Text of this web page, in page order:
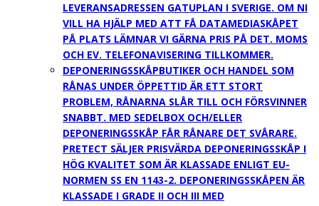
LEVERANSADRESSEN GATUPLAN I SVERIGE. OM NI
VILL HA HJÄLP MED ATT FÅ DATAMEDIASKÅPET
PÅ PLATS LÄMNAR VI GÄRNA PRIS PÅ DET. MOMS
OCH EV. TELEFONAVISERING TILLKOMMER.
DEPONERINGSSKÅPBUTIKER OCH HANDEL SOM
RÅNAS UNDER ÖPPETTID ÄR ETT STORT
PROBLEM, RÅNARNA SLÅR TILL OCH FÖRSVINNER
SNABBT. MED SEDELBOX OCH/ELLER
DEPONERINGSSKÅP FÅR RÅNARE DET SVÅRARE.
PRETECT SÄLJER PRISVÄRDA DEPONERINGSSKÅP I
HÖG KVALITET SOM ÄR KLASSADE ENLIGT EU-
NORMEN SS EN 1143-2. DEPONERINGSSKÅPEN ÄR
KLASSADE I GRADE II OCH III MED